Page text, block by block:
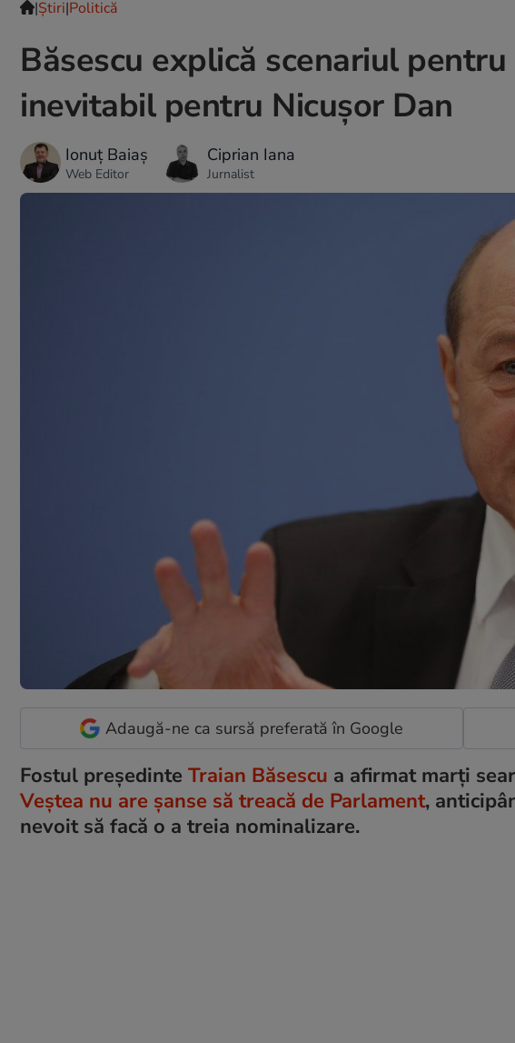
|Ştiri|Politică
Băsescu explică scenariul
inevitabil pentru Nicușor Dan
Ionuț Baiaș
Web Editor
Ciprian Iana
Jurnalist
Adaugă-ne ca sursă preferată în Google
Fostul președinte Traian Băsescu a afirmat marți
Veștea nu are șanse să treacă de Parlament,
nevoit să facă o a treia nominalizare.